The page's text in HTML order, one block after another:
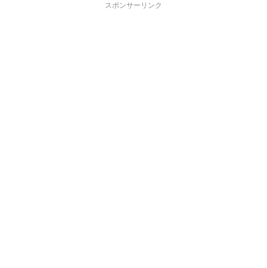
スポンサーリンク